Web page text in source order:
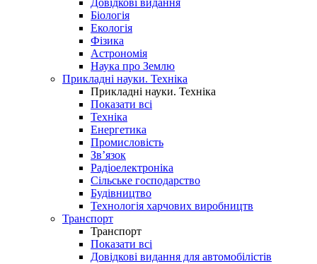
Довідкові видання
Біологія
Екологія
Фізика
Астрономія
Наука про Землю
Прикладні науки. Техніка
Прикладні науки. Техніка
Показати всі
Техніка
Енергетика
Промисловість
Зв’язок
Радіоелектроніка
Сільське господарство
Будівництво
Технологія харчових виробництв
Транспорт
Транспорт
Показати всі
Довідкові видання для автомобілістів